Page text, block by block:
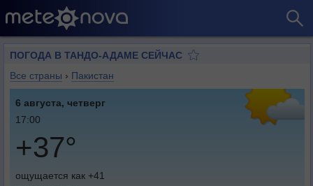
ПОГОДА В ТАНДО-АДАМЕ СЕЙЧАС
Все страны › Пакистан
6 августа, четверг
17:00
+37°
ощущается как +41